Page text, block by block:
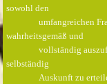
sowohl den
umfangreichen
wahrheitsgemäß und
vollständig
selbständig
Auskunft zu